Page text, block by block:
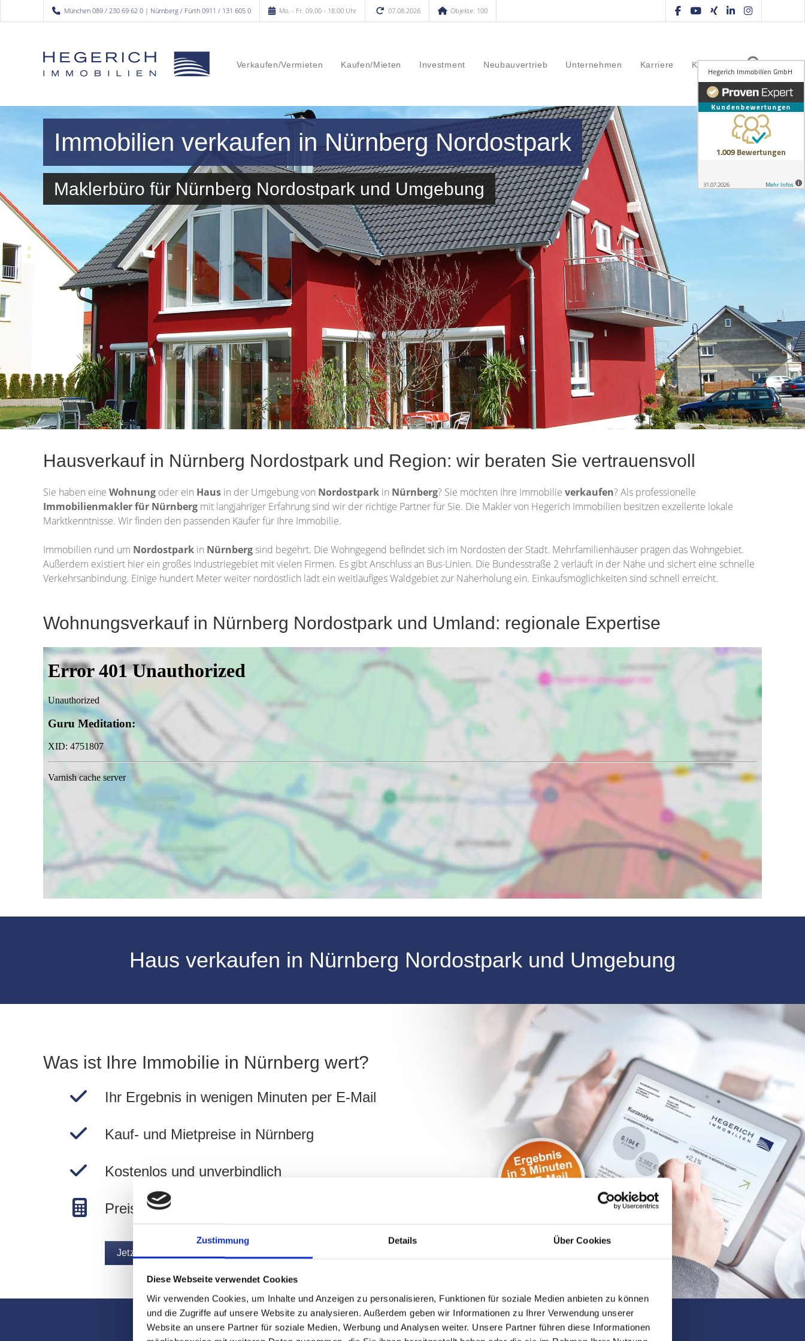
Zustimmung Details Über Cookies
Diese Webseite verwendet Cookies
Wir verwenden Cookies, um Inhalte und Anzeigen zu personalisieren, Funktionen für soziale Medien anbieten zu können
und die Zugriffe auf unsere Website zu analysieren. Außerdem geben wir Informationen zu Ihrer Verwendung unserer
Website an unsere Partner für soziale Medien, Werbung und Analysen weiter. Unsere Partner führen diese Informationen
München 089 / 230 69 62 0 | Nürnberg / Fürth 0911 / 131 605 0 Mo. - Fr. 09.00 - 18.00 Uhr 07.08.2026 Objekte: 100
Verkaufen/Vermieten Kaufen/Mieten Investment Neubauvertrieb Unternehmen Karriere Kontakt
Immobilien verkaufen in Nürnberg Nordostpark
Maklerbüro für Nürnberg Nordostpark und Umgebung
Hausverkauf in Nürnberg Nordostpark und Region: wir beraten Sie vertrauensvoll
Sie haben eine Wohnung oder ein Haus in der Umgebung von Nordostpark in Nürnberg? Sie möchten Ihre Immobilie verkaufen? Als professionelle
Immobilienmakler für Nürnberg mit langjähriger Erfahrung sind wir der richtige Partner für Sie. Die Makler von Hegerich Immobilien besitzen exzellente lokale
Marktkenntnisse. Wir finden den passenden Käufer für Ihre Immobilie.
Immobilien rund um Nordostpark in Nürnbergsind begehrt. Die Wohngegend befindet sich im Nordosten der Stadt. Mehrfamilienhäuser prägen das Wohngebiet.
Außerdem existiert hier ein großes Industriegebiet mit vielen Firmen. Es gibt Anschluss an Bus-Linien. Die Bundesstraße 2 verläuft in der Nähe und sichert eine schnelle
Verkehrsanbindung. Einige hundert Meter weiter nordöstlich lädt ein weitläufiges Waldgebiet zur Naherholung ein. Einkaufsmöglichkeiten sind schnell erreicht.
Wohnungsverkauf in Nürnberg Nordostpark und Umland: regionale Expertise
Haus verkaufen in Nürnberg Nordostpark und Umgebung
Was ist Ihre Immobilie in Nürnberg wert?
Ihr Ergebnis in wenigen Minuten per E-Mail
Kauf- und Mietpreise in Nürnberg
Kostenlos und unverbindlich
Preise in Nürnberg berechnen!
Jetzt Immobilie bewerten